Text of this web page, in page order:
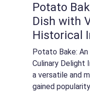
Potato
Dish with
Historical
Potato Bake:
Culinary Delight
a versatile and
gained